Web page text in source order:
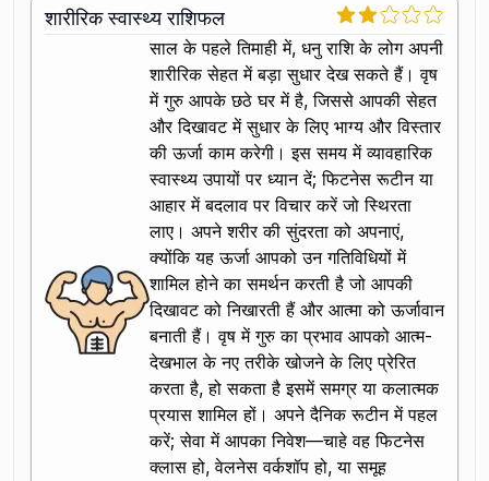
शारीरिक स्वास्थ्य राशिफल
साल के पहले तिमाही में, धनु राशि के लोग अपनी
शारीरिक सेहत में बड़ा सुधार देख सकते हैं। वृष
में गुरु आपके छठे घर में है, जिससे आपकी सेहत
और दिखावट में सुधार के लिए भाग्य और विस्तार
की ऊर्जा काम करेगी। इस समय में व्यावहारिक
स्वास्थ्य उपायों पर ध्यान दें; फिटनेस रूटीन या
आहार में बदलाव पर विचार करें जो स्थिरता
लाए। अपने शरीर की सुंदरता को अपनाएं,
क्योंकि यह ऊर्जा आपको उन गतिविधियों में
शामिल होने का समर्थन करती है जो आपकी
दिखावट को निखारती हैं और आत्मा को ऊर्जावान
बनाती हैं। वृष में गुरु का प्रभाव आपको आत्म-
देखभाल के नए तरीके खोजने के लिए प्रेरित
करता है, हो सकता है इसमें समग्र या कलात्मक
प्रयास शामिल हों। अपने दैनिक रूटीन में पहल
करें; सेवा में आपका निवेश—चाहे वह फिटनेस
क्लास हो, वेलनेस वर्कशॉप हो, या समूह